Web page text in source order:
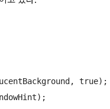
true);